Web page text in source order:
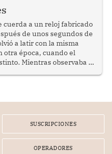
de fortalecer las políticas
mayores en pobreza.
cuerda a un reloj fabricado
de unos segundos de
a latir con la misma
otra época, cuando el
Mientras observaba el
SUSCRIPCIONES
OPERADORES